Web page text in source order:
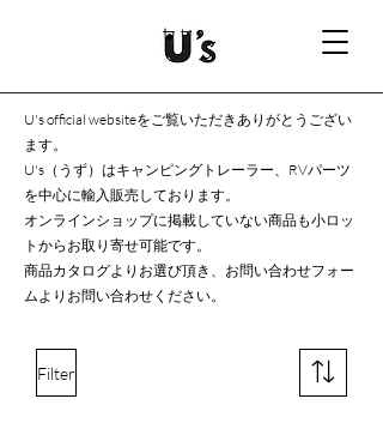
U's official websiteをご覧いただきありがとうござい
ます。
U's（うず）はキャンピングトレーラー、RVパーツ
を中心に輸入販売しております。
オンラインショップに掲載していない商品も小ロッ
トからお取り寄せ可能です。
商品カタログよりお選び頂き、お問い合わせフォー
ムよりお問い合わせください。
Filter